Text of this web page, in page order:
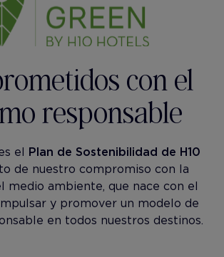
con el
responsable
el Plan de Sostenibilidad de H10
de nuestro compromiso con la
medio ambiente, que nace con el
y promover un modelo de
en todos nuestros destinos.